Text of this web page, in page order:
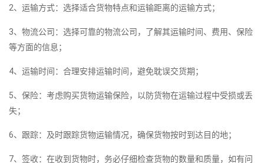
2、运输方式：选择适合货物特点和运输距离的运输方式；
3、物流公司：选择可靠的物流公司，了解其运输时间、费用、保险
等方面的信息；
4、运输时间：合理安排运输时间，避免耽误交货期；
5、保险：考虑购买货物运输保险，以防货物在运输过程中受损或丢
失；
6、跟踪：及时跟踪货物运输情况，确保货物按时到达目的地；
7、签收：在收到货物时，务必仔细检查货物的数量和质量，如有问